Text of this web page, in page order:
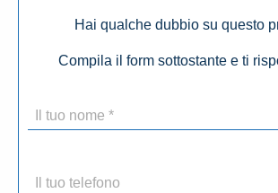
Hai qualche dubbio su questo
Compila il form sottostante e ti